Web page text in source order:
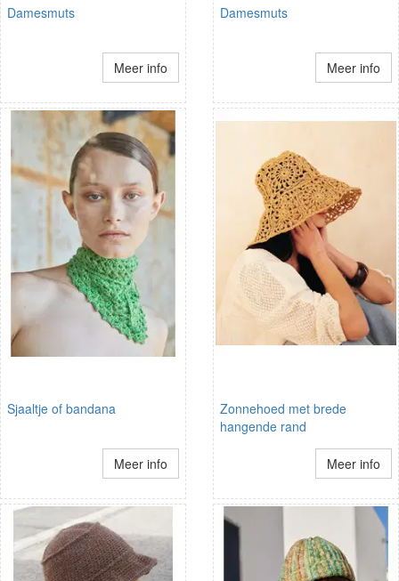
Damesmuts
Meer info
Damesmuts
Meer info
Sjaaltje of bandana
Meer info
Zonnehoed met brede
hangende rand
Meer info